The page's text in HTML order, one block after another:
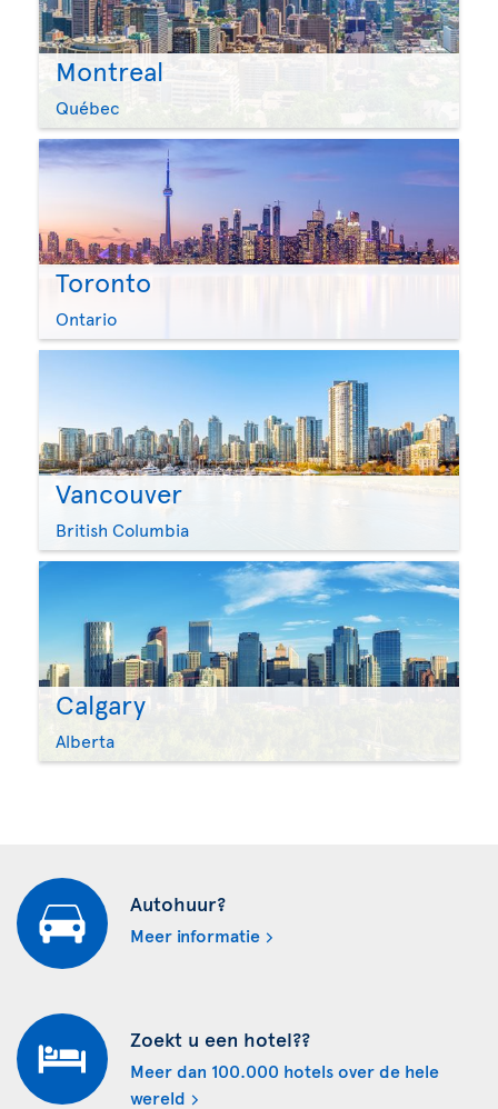
Montreal
Québec
Toronto
Ontario
Vancouver
British Columbia
Calgary
Alberta
Autohuur?
Meer informatie
Zoekt u een hotel??
Meer dan 100.000 hotels over de hele
wereld